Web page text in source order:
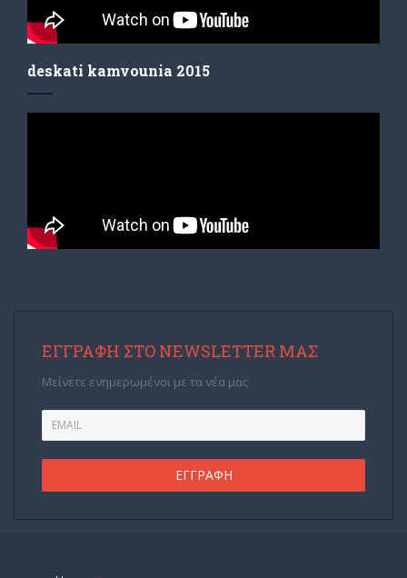
deskati kamvounia 2015
ΕΓΓΡΑΦΉ ΣΤΟ NEWSLETTER ΜΑΣ
Μείνετε ενημερωμένοι με τα νέα μας